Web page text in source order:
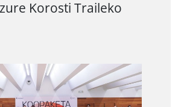
Korosti Traileko